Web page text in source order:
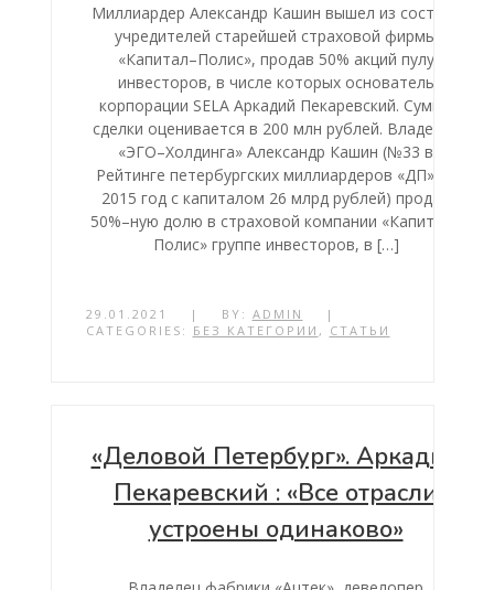
Миллиардер Александр Кашин вышел из состава
учредителей старейшей страховой фирмы
«Капитал–Полис», продав 50% акций пулу
инвесторов, в числе которых основатель
корпорации SELA Аркадий Пекаревский. Сумма
сделки оценивается в 200 млн рублей. Владелец
«ЭГО–Холдинга» Александр Кашин (№33 в
Рейтинге петербургских миллиардеров «ДП» за
2015 год с капиталом 26 млрд рублей) продал
50%–ную долю в страховой компании «Капитал–
Полис» группе инвесторов, в […]
29.01.2021 | BY: ADMIN
|
CATEGORIES: БЕЗ КАТЕГОРИИ , СТАТЬИ
«Деловой Петербург». Аркадий
Пекаревский : «Все отрасли
устроены одинаково»